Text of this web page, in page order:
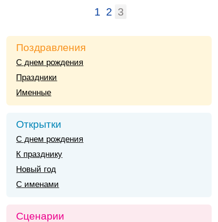
1 2 3
Поздравления
С днем рождения
Праздники
Именные
Открытки
С днем рождения
К празднику
Новый год
С именами
Сценарии